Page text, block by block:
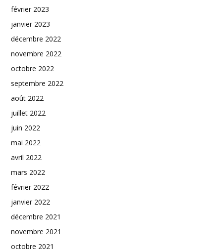
février 2023
janvier 2023
décembre 2022
novembre 2022
octobre 2022
septembre 2022
août 2022
juillet 2022
juin 2022
mai 2022
avril 2022
mars 2022
février 2022
janvier 2022
décembre 2021
novembre 2021
octobre 2021